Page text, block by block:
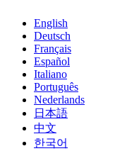
English
Deutsch
Français
Español
Italiano
Português
Nederlands
日本語
中文
한국어